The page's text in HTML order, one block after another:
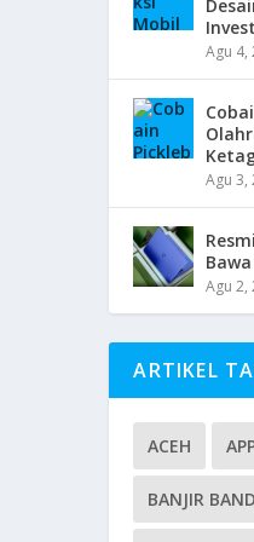
Agu 4,
Agu 3,
Agu 2,
ARTIKEL
ACEH
BANJIR